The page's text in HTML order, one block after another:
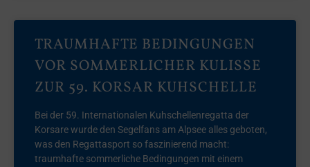
TRAUMHAFTE BEDINGUNGEN
VOR SOMMERLICHER KULISSE
ZUR 59. KORSAR KUHSCHELLE
Bei der 59. Internationalen Kuhschellenregatta der
Korsare wurde den Segelfans am Alpsee alles geboten,
was den Regattasport so faszinierend macht:
traumhafte sommerliche Bedingungen mit einem